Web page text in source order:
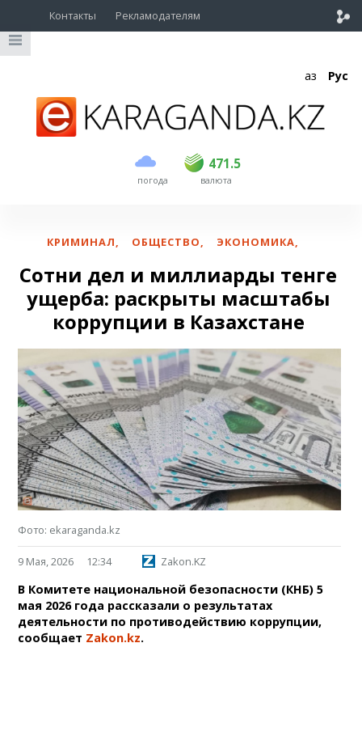
Контакты Рекламодателям
Қаз Рус
погода
471.5
USD 468.5 471.5
EUR валюта
КРИМИНАЛ, ОБЩЕСТВО, ЭКОНОМИКА,
Сотни дел и миллиарды тенге
ущерба: раскрыты масштабы
коррупции в Казахстане
Фото: ekaraganda.kz
9 Мая, 2026 12:34 Zakon.KZ
В Комитете национальной безопасности (КНБ) 5
мая 2026 года рассказали о результатах
деятельности по противодействию коррупции,
сообщает Zakon.kz.